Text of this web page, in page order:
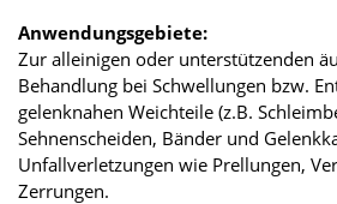
Anwendungsgebiete:
Zur alleinigen oder unterstützenden
Behandlung bei Schwellungen bzw.
gelenknahen Weichteile (z.B.
Sehnenscheiden, Bänder und
Unfallverletzungen wie Prellungen,
Zerrungen.